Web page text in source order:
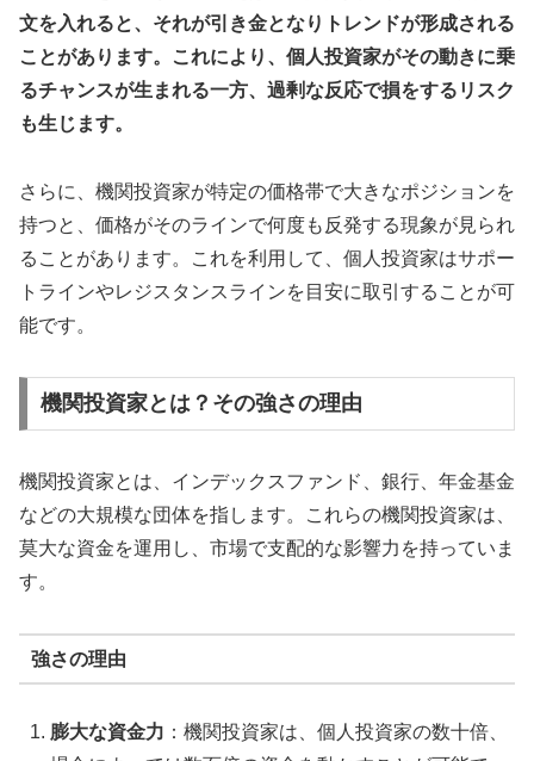
文を入れると、それが引き金となりトレンドが形成される
ことがあります。これにより、個人投資家がその動きに乗
るチャンスが生まれる一方、過剰な反応で損をするリスク
も生じます。
さらに、機関投資家が特定の価格帯で大きなポジションを
持つと、価格がそのラインで何度も反発する現象が見られ
ることがあります。これを利用して、個人投資家はサポー
トラインやレジスタンスラインを目安に取引することが可
能です。
機関投資家とは？その強さの理由
機関投資家とは、インデックスファンド、銀行、年金基金
などの大規模な団体を指します。これらの機関投資家は、
莫大な資金を運用し、市場で支配的な影響力を持っていま
す。
強さの理由
膨大な資金力 ：機関投資家は、個人投資家の数十倍、